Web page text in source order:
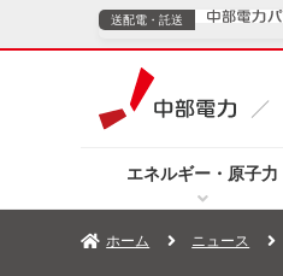
エネルギー・原子力
送配電・託送
TOPページへ
TOPページへ
ホーム ニュース